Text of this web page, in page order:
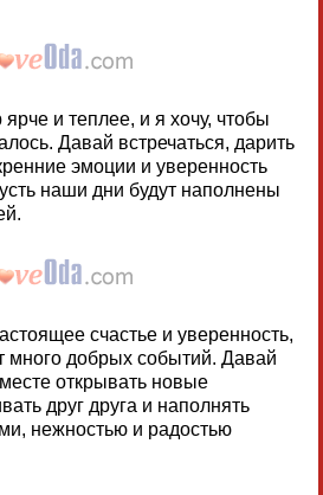
и теплее, и я хочу, чтобы
Давай встречаться, дарить
эмоции и уверенность
наши дни будут наполнены
счастье и уверенность,
много добрых событий. Давай
открывать новые
друг друга и наполнять
нежностью и радостью